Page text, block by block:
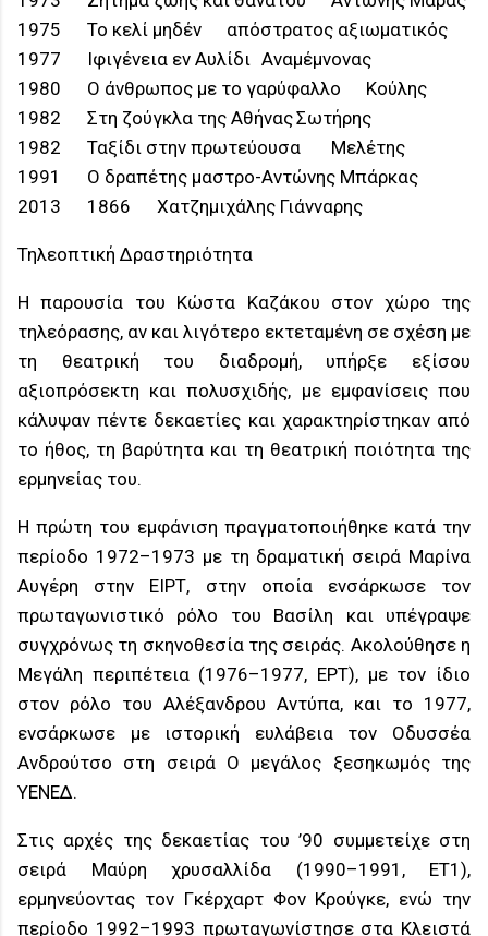
1975
Το κελί μηδέν
απόστρατος αξιωματικός
1977
Ιφιγένεια εν Αυλίδι Αναμέμνονας
1980
Ο άνθρωπος με το γαρύφαλλο
Κούλης
1982
Στη ζούγκλα της ΑθήναςΣωτήρης
1982
Ταξίδι στην πρωτεύουσα
Μελέτης
1991
Ο δραπέτης μαστρο-Αντώνης Μπάρκας
2013
1866 Χατζημιχάλης Γιάνναρης
Τηλεοπτική Δραστηριότητα
Η παρουσία του Κώστα Καζάκου στον χώρο της
τηλεόρασης, αν και λιγότερο εκτεταμένη σε σχέση με
τη θεατρική του διαδρομή, υπήρξε εξίσου
αξιοπρόσεκτη και πολυσχιδής, με εμφανίσεις που
κάλυψαν πέντε δεκαετίες και χαρακτηρίστηκαν από
το ήθος, τη βαρύτητα και τη θεατρική ποιότητα της
ερμηνείας του.
Η πρώτη του εμφάνιση πραγματοποιήθηκε κατά την
περίοδο 1972–1973 με τη δραματική σειρά Μαρίνα
Αυγέρη στην ΕΙΡΤ, στην οποία ενσάρκωσε τον
πρωταγωνιστικό ρόλο του Βασίλη και υπέγραψε
συγχρόνως τη σκηνοθεσία της σειράς. Ακολούθησε η
Μεγάλη περιπέτεια (1976–1977, ΕΡΤ), με τον ίδιο
στον ρόλο του Αλέξανδρου Αντύπα, και το 1977,
ενσάρκωσε με ιστορική ευλάβεια τον Οδυσσέα
Ανδρούτσο στη σειρά Ο μεγάλος ξεσηκωμός της
ΥΕΝΕΔ.
Στις αρχές της δεκαετίας του ’90 συμμετείχε στη
σειρά Μαύρη χρυσαλλίδα (1990–1991, ΕΤ1),
ερμηνεύοντας τον Γκέρχαρτ Φον Κρούγκε, ενώ την
περίοδο 1992–1993 πρωταγωνίστησε στα Κλειστά